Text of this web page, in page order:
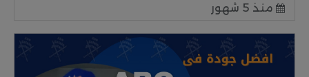
منذ 5 شهور